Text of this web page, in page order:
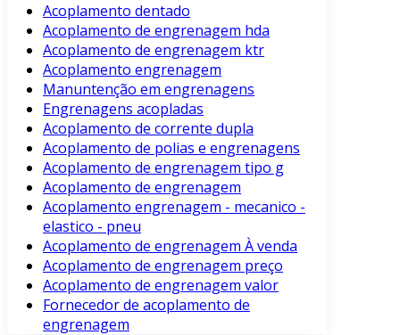
Acoplamento dentado
Acoplamento de engrenagem hda
Acoplamento de engrenagem ktr
Acoplamento engrenagem
Manuntenção em engrenagens
Engrenagens acopladas
Acoplamento de corrente dupla
Acoplamento de polias e engrenagens
Acoplamento de engrenagem tipo g
Acoplamento de engrenagem
Acoplamento engrenagem - mecanico -
elastico - pneu
Acoplamento de engrenagem À venda
Acoplamento de engrenagem preço
Acoplamento de engrenagem valor
Fornecedor de acoplamento de
engrenagem